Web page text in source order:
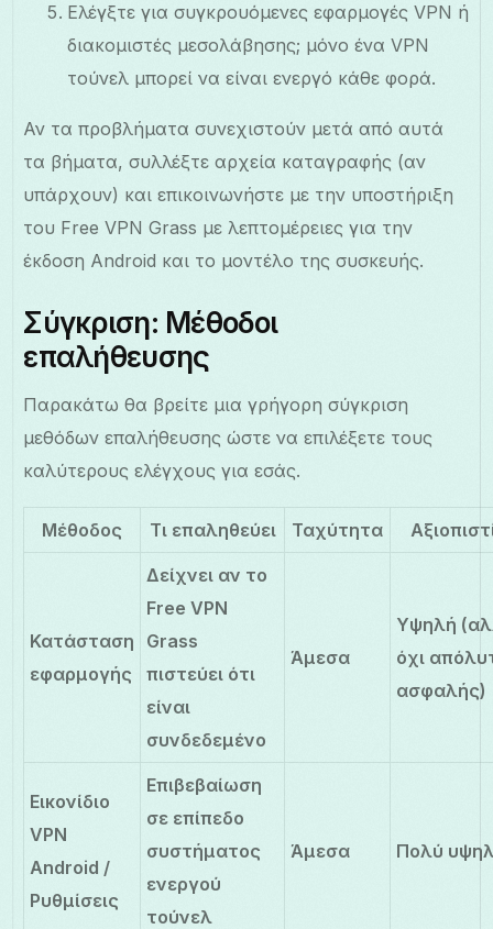
Ελέγξτε για συγκρουόμενες εφαρμογές VPN ή
διακομιστές μεσολάβησης; μόνο ένα VPN
τούνελ μπορεί να είναι ενεργό κάθε φορά.
Αν τα προβλήματα συνεχιστούν μετά από αυτά
τα βήματα, συλλέξτε αρχεία καταγραφής (αν
υπάρχουν) και επικοινωνήστε με την υποστήριξη
του Free VPN Grass με λεπτομέρειες για την
έκδοση Android και το μοντέλο της συσκευής.
Σύγκριση: Μέθοδοι
επαλήθευσης
Παρακάτω θα βρείτε μια γρήγορη σύγκριση
μεθόδων επαλήθευσης ώστε να επιλέξετε τους
καλύτερους ελέγχους για εσάς.
Μέθοδος Τι επαληθεύει Ταχύτητα
Κατάσταση
εφαρμογής
Δείχνει αν το
Free VPN
Grass
πιστεύει ότι
είναι
συνδεδεμένο
Άμεσα
Υψηλή
όχι
ασφαλής)
Εικονίδιο
VPN
Android /
Ρυθμίσεις
Επιβεβαίωση
σε επίπεδο
συστήματος
ενεργού
τούνελ
Άμεσα Πολύ